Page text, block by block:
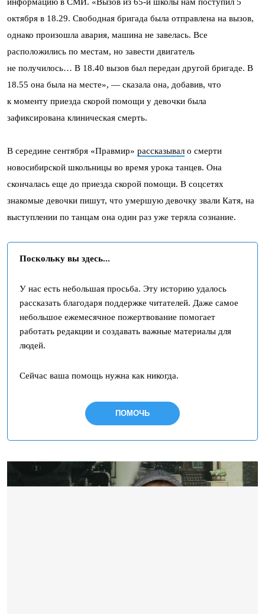
октября в 18.29. Свободная бригада была отправлена на вызов,
однако произошла авария, машина не завелась. Все
расположились по местам, но завести двигатель
не получилось… В 18.40 вызов был передан другой бригаде. В
18.55 она была на месте», — сказала она, добавив, что
к моменту приезда скорой помощи у девочки была
зафиксирована клиническая смерть.
В середине сентября «Правмир» рассказывал о смерти
новосибирской школьницы во время урока танцев. Она
скончалась еще до приезда скорой помощи. В соцсетях
знакомые девочки пишут, что умершую девочку звали Катя, на
выступлении по танцам она один раз уже теряла сознание.
Поскольку вы здесь...
У нас есть небольшая просьба. Эту историю удалось
рассказать благодаря поддержке читателей. Даже самое
небольшое ежемесячное пожертвование помогает
работать редакции и создавать важные материалы для
людей.
Сейчас ваша помощь нужна как никогда.
ПОМОЧЬ